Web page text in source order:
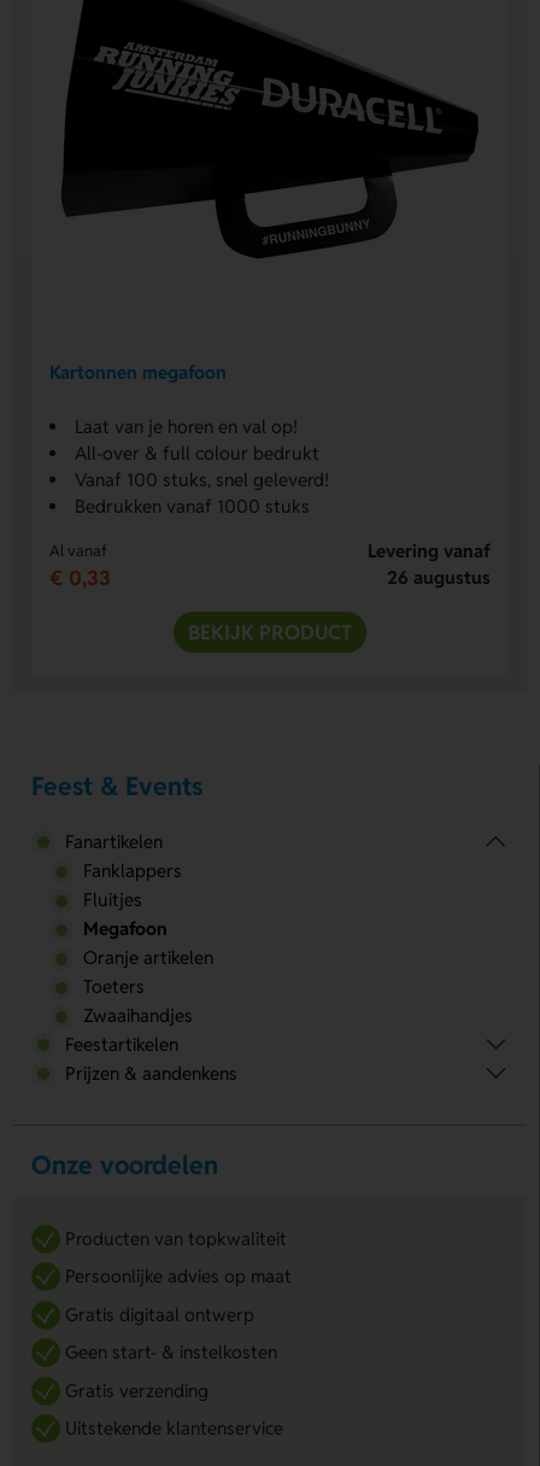
Kartonnen megafoon
Laat van je horen en val op!
All-over & full colour bedrukt
Vanaf 100 stuks, snel geleverd!
Bedrukken vanaf 1000 stuks
Al vanaf
€ 0,33
Levering vanaf
26 augustus
BEKIJK PRODUCT
Feest & Events
Fanartikelen
Fanklappers
Fluitjes
Megafoon
Oranje artikelen
Toeters
Zwaaihandjes
Feestartikelen
Prijzen & aandenkens
Onze voordelen
Producten van topkwaliteit
Persoonlijke advies op maat
Gratis digitaal ontwerp
Geen start- & instelkosten
Gratis verzending
Uitstekende klantenservice